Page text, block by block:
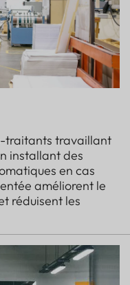
traitants travaillant
installant des
en cas
améliorent le
réduisent les